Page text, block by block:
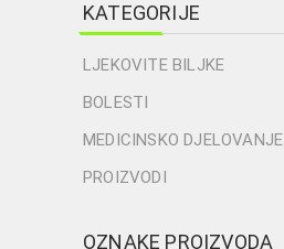
KATEGORIJE
LJEKOVITE BILJKE
BOLESTI
MEDICINSKO DJELOVANJE
PROIZVODI
OZNAKE PROIZVODA